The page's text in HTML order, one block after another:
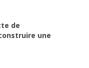
de
une